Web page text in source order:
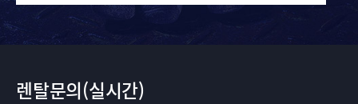
렌탈문의(실시간)